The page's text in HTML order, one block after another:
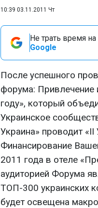
10:39 03.11.2011 Чт
Не трать время
Google
После успешного
форума: Привлечение
году», который
Украинское
Украина» проводит
Финансирование
2011 года в отеле
аудиторией Форума
ТОП-300 украинских
будет освещена